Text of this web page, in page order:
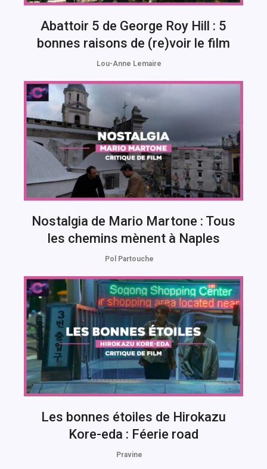
Abattoir 5 de George Roy Hill : 5
bonnes raisons de (re)voir le film
Lou-Anne Lemaire
Nostalgia de Mario Martone : Tous
les chemins mènent à Naples
Pol Partouche
Les bonnes étoiles de Hirokazu
Kore-eda : Féerie road
Pravine